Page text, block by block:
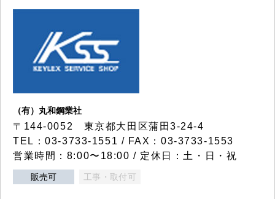
（有）丸和鋼業社
〒144-0052 東京都大田区蒲田3-24-4
TEL：03-3733-1551 / FAX：03-3733-1553
営業時間：8:00〜18:00 / 定休日：土・日・祝
販売可 工事・取付可